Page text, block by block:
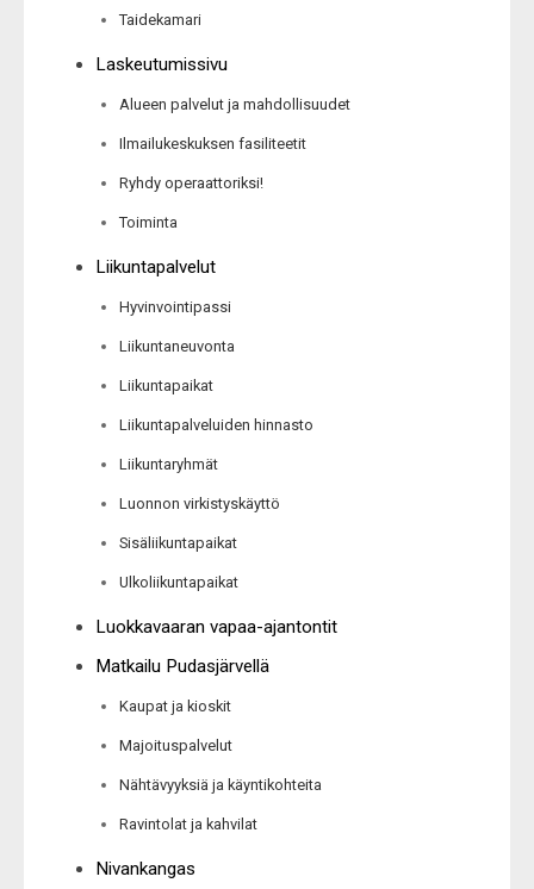
Taidekamari
Laskeutumissivu
Alueen palvelut ja mahdollisuudet
Ilmailukeskuksen fasiliteetit
Ryhdy operaattoriksi!
Toiminta
Liikuntapalvelut
Hyvinvointipassi
Liikuntaneuvonta
Liikuntapaikat
Liikuntapalveluiden hinnasto
Liikuntaryhmät
Luonnon virkistyskäyttö
Sisäliikuntapaikat
Ulkoliikuntapaikat
Luokkavaaran vapaa-ajantontit
Matkailu Pudasjärvellä
Kaupat ja kioskit
Majoituspalvelut
Nähtävyyksiä ja käyntikohteita
Ravintolat ja kahvilat
Nivankangas